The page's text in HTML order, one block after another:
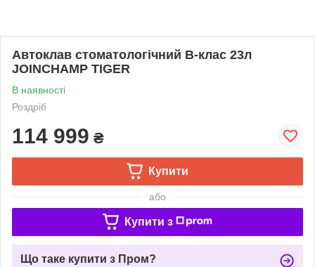
Автоклав стоматологічний В-клас 23л
JOINCHAMP TIGER
В наявності
Роздріб
114 999 ₴
Купити
або
Купити з
Що таке купити з Пром?